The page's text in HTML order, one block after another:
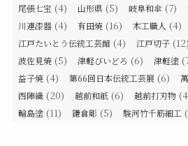
尾張七宝 (4) 山形県 (5) 岐阜和傘 (7)
川連漆器 (4) 有田焼 (16) 木工職人 (4)
江戸たいとう伝統工芸館 (4) 江戸切子 (12)
波佐見焼 (5) 津軽びいどろ (6) 津軽塗
益子焼 (4) 第66回日本伝統工芸展 (6)
西陣織 (20) 越前和紙 (6) 越前打刃物
輪島塗 (11) 鎌倉彫 (5) 駿河竹千筋細工